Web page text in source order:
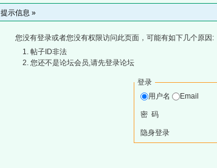
提示信息 »
您没有登录或者您没有权限访问此页面，可能有如下几个原因:
帖子ID非法
您还不是论坛会员,请先登录论坛
登录
用户名
Email
密 码
隐身登录